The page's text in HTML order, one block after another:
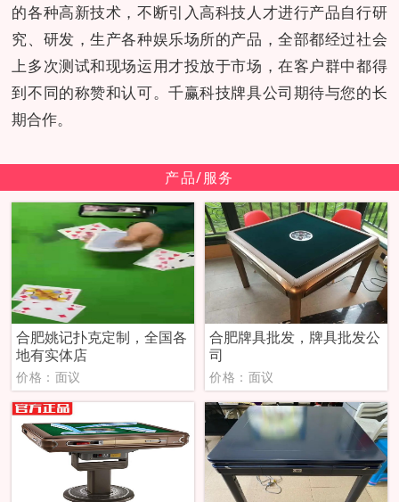
的各种高新技术，不断引入高科技人才进行产品自行研
究、研发，生产各种娱乐场所的产品，全部都经过社会
上多次测试和现场运用才投放于市场，在客户群中都得
到不同的称赞和认可。千赢科技牌具公司期待与您的长
期合作。
产品/服务
合肥姚记扑克定制，全国各
地有实体店
价格：面议
合肥牌具批发，牌具批发公
司
价格：面议